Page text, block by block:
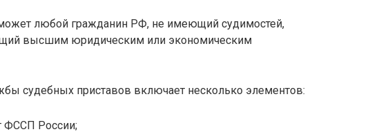
любой гражданин РФ, не имеющий судимостей,
высшим юридическим или экономическим
судебных приставов включает несколько элементов:
ФССП России;